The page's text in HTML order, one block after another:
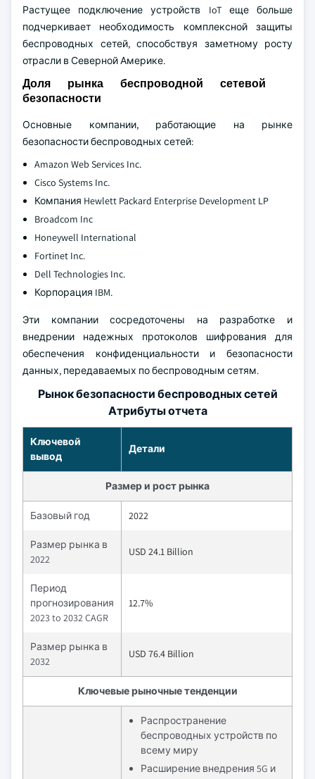
Растущее подключение устройств IoT еще больше
подчеркивает необходимость комплексной защиты
беспроводных сетей, способствуя заметному росту
отрасли в Северной Америке.
Доля рынка беспроводной сетевой
безопасности
Основные компании, работающие на рынке
безопасности беспроводных сетей:
Amazon Web Services Inc.
Cisco Systems Inc.
Компания Hewlett Packard Enterprise Development LP
Broadcom Inc
Honeywell International
Fortinet Inc.
Dell Technologies Inc.
Корпорация IBM.
Эти компании сосредоточены на разработке и
внедрении надежных протоколов шифрования для
обеспечения конфиденциальности и безопасности
данных, передаваемых по беспроводным сетям.
Рынок безопасности беспроводных сетей
Атрибуты отчета
Ключевой
вывод
Детали
Размер и рост рынка
Базовый год 2022
Размер рынка в
2022
USD 24.1 Billion
Период
прогнозирования
2023 to 2032 CAGR
12.7%
Размер рынка в
2032
USD 76.4 Billion
Ключевые рыночные тенденции
Распространение
беспроводных устройств по
всему миру
Расширение внедрения 5G и